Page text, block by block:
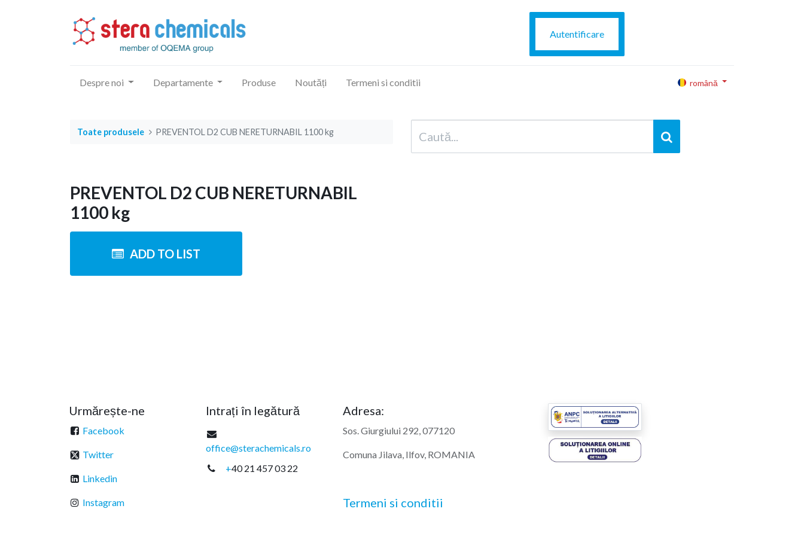
Autentificare
Despre noi Departamente Produse Noutăți Termeni si conditii română
Toate produsele PREVENTOL D2 CUB NERETURNABIL 1100 kg
PREVENTOL D2 CUB NERETURNABIL
1100 kg
ADD TO LIST
Urmărește-ne
Facebook
Twitter
Linkedin
Instagram
Intrați în legătură
office@sterachemicals.ro
+40 21 457 03 22
Adresa:
Sos. Giurgiului 292, 077120
Comuna Jilava, Ilfov, ROMANIA
Termeni si conditii